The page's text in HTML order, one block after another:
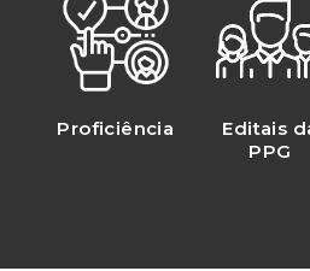
Proficiência
Editais
PPG